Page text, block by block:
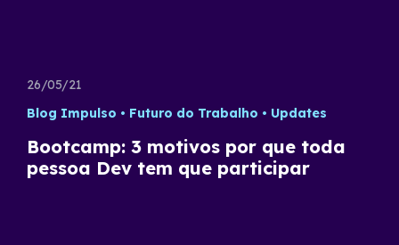
26/05/21
Blog Impulso
Futuro do Trabalho Updates
Bootcamp: 3 motivos por que toda
pessoa Dev tem que participar